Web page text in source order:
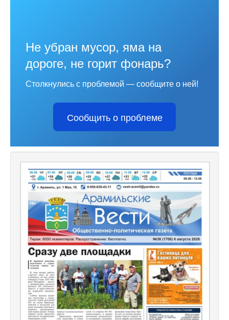
Не убран мусор, яма на
дороге, не горит фонарь?
Столкнулись с проблемой — сообщите о ней!
Сообщить о проблеме